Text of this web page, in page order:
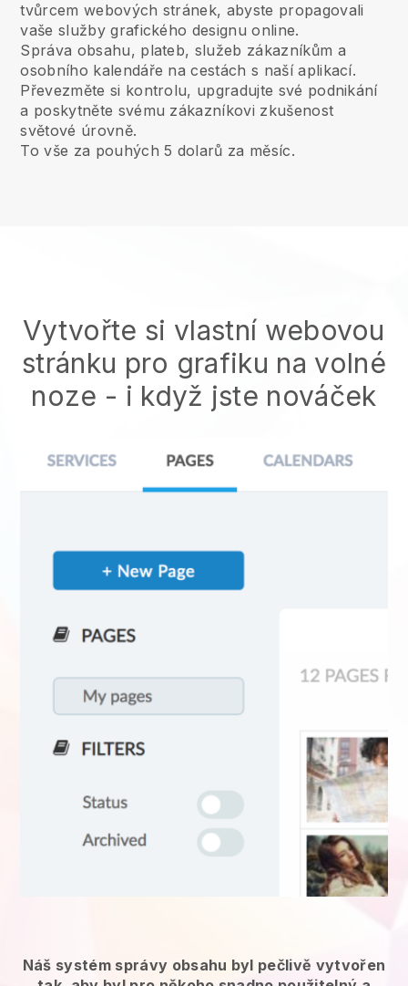
tvůrcem webových stránek, abyste propagovali
vaše služby grafického designu online.
Správa obsahu, plateb, služeb zákazníkům a
osobního kalendáře na cestách s naší aplikací.
Převezměte si kontrolu, upgradujte své podnikání
a poskytněte svému zákazníkovi zkušenost
světové úrovně.
To vše za pouhých 5 dolarů za měsíc.
Vytvořte si vlastní webovou
stránku pro grafiku na volné
noze - i když jste nováček
Náš systém správy obsahu byl pečlivě vytvořen